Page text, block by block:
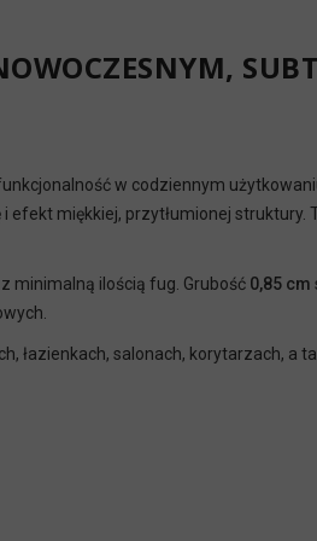
w codziennym
miękkiej, przytłumionej struktury.
minimalną ilością fug. Grubość 0,85 cm
łazienkach, salonach, korytarzach, a